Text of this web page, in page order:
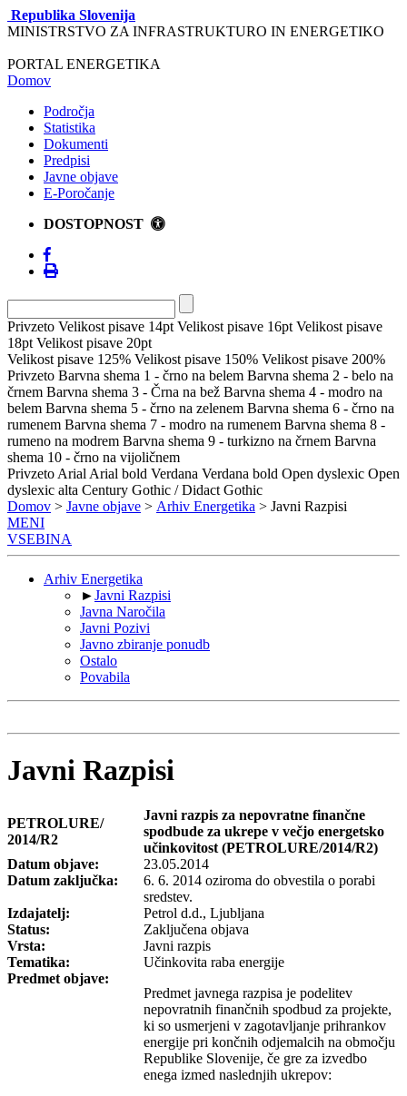
Republika Slovenija
MINISTRSTVO ZA INFRASTRUKTURO IN ENERGETIKO
PORTAL ENERGETIKA
Domov
Področja
Statistika
Dokumenti
Predpisi
Javne objave
E-Poročanje
DOSTOPNOST
Privzeto Velikost pisave 14pt Velikost pisave 16pt Velikost pisave
18pt Velikost pisave 20pt
Velikost pisave 125% Velikost pisave 150% Velikost pisave 200%
Privzeto Barvna shema 1 - črno na belem Barvna shema 2 - belo na
črnem Barvna shema 3 - Črna na bež Barvna shema 4 - modro na
belem Barvna shema 5 - črno na zelenem Barvna shema 6 - črno na
rumenem Barvna shema 7 - modro na rumenem Barvna shema 8 -
rumeno na modrem Barvna shema 9 - turkizno na črnem Barvna
shema 10 - črno na vijoličnem
Privzeto Arial Arial bold Verdana Verdana bold Open dyslexic Open
dyslexic alta Century Gothic / Didact Gothic
Domov > Javne objave > Arhiv Energetika > Javni Razpisi
MENI
VSEBINA
Arhiv Energetika
►Javni Razpisi
Javna Naročila
Javni Pozivi
Javno zbiranje ponudb
Ostalo
Povabila
Javni Razpisi
PETROLURE/
2014/R2
Javni razpis za nepovratne finančne
spodbude za ukrepe v večjo energetsko
učinkovitost (PETROLURE/2014/R2)
Datum objave:
23.05.2014
Datum zaključka:
6. 6. 2014 oziroma do obvestila o porabi
sredstev.
Izdajatelj:
Petrol d.d., Ljubljana
Status:
Zaključena objava
Vrsta:
Javni razpis
Tematika:
Učinkovita raba energije
Predmet objave:
Predmet javnega razpisa je podelitev
nepovratnih finančnih spodbud za projekte,
ki so usmerjeni v zagotavljanje prihrankov
energije pri končnih odjemalcih na območju
Republike Slovenije, če gre za izvedbo
enega izmed naslednjih ukrepov: